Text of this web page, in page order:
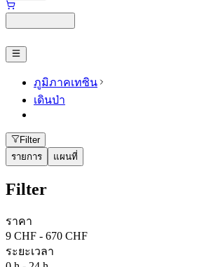
ภูมิภาคเทซิน
เดินป่า
Filter
รายการ
แผนที่
Filter
ราคา
9 CHF - 670 CHF
ระยะเวลา